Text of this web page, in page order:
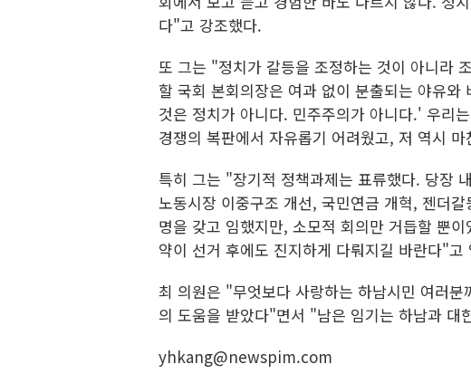
다"고 강조했다.
또 그는 "정치가 갈등을 조정하는 것이 아니라
할 국회 본회의장은 여과 없이 분출되는 야유
것은 정치가 아니다. 민주주의가 아니다.' 우리
경쟁의 복판에서 자유롭기 어려웠고, 저 역시
특히 그는 "장기적 정책과제는 표류했다. 당장
노동시장 이중구조 개선, 국민연금 개혁, 젠더
명을 갖고 임했지만, 소모적 회의만 거듭할 뿐
약이 선거 후에도 진지하게 다뤄지길 바란다"고
최 의원은 "무엇보다 사랑하는 하남시민 여러
의 도움을 받았다"면서 "남은 임기는 하남과 대
yhkang@newspim.com